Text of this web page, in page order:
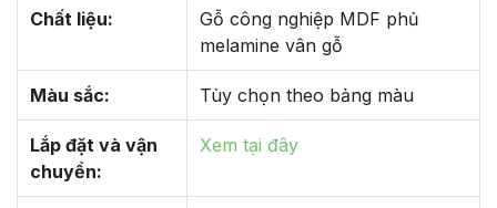
Chất liệu:
Gỗ công nghiệp MDF phủ
melamine vân gỗ
Màu sắc: Tùy chọn theo bảng màu
Lắp đặt và vận
chuyển:
Xem tại đây